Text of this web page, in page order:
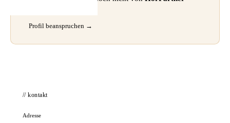
Profil beanspruchen →
// kontakt
Adresse